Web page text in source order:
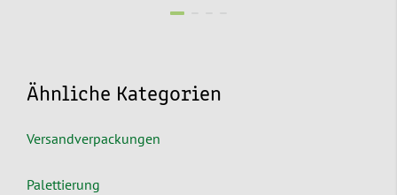
Ähnliche Kategorien
Versandverpackungen
Palettierung